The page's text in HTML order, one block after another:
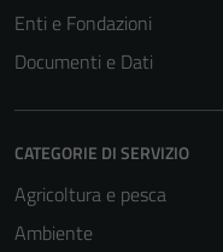
Enti e Fondazioni
Documenti e Dati
CATEGORIE DI SERVIZIO
Agricoltura e pesca
Ambiente